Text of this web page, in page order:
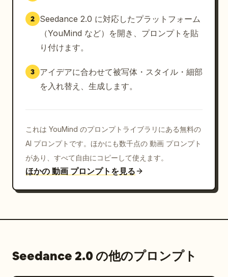
2
Seedance 2.0 に対応したプラットフォーム
（YouMind など）を開き、プロンプトを貼
り付けます。
3
アイデアに合わせて被写体・スタイル・細部
を入れ替え、生成します。
これは YouMind のプロンプトライブラリにある無料の
AI プロンプトです。ほかにも数千点の 動画 プロンプト
があり、すべて自由にコピーして使えます。
ほかの 動画 プロンプトを見る
Seedance 2.0 の他のプロンプト